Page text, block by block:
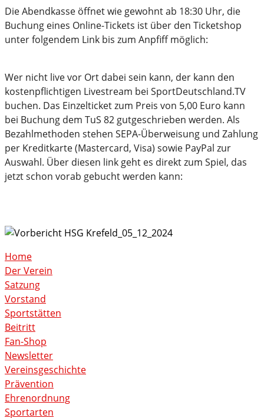
Die Abendkasse öffnet wie gewohnt ab 18:30 Uhr, die
Buchung eines Online-Tickets ist über den Ticketshop
unter folgendem Link bis zum Anpfiff möglich:
Wer nicht live vor Ort dabei sein kann, der kann den
kostenpflichtigen Livestream bei SportDeutschland.TV
buchen. Das Einzelticket zum Preis von 5,00 Euro kann
bei Buchung dem TuS 82 gutgeschrieben werden. Als
Bezahlmethoden stehen SEPA-Überweisung und Zahlung
per Kreditkarte (Mastercard, Visa) sowie PayPal zur
Auswahl. Über diesen link geht es direkt zum Spiel, das
jetzt schon vorab gebucht werden kann:
Home
Der Verein
Satzung
Vorstand
Sportstätten
Beitritt
Fan-Shop
Newsletter
Vereinsgeschichte
Prävention
Ehrenordnung
Sportarten